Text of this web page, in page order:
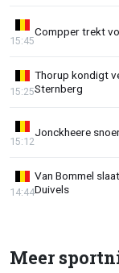
Compper trekt
15:45
Thorup kondigt
Sternberg
15:25
Jonckheere
15:12
Van Bommel
Duivels
14:44
Meer